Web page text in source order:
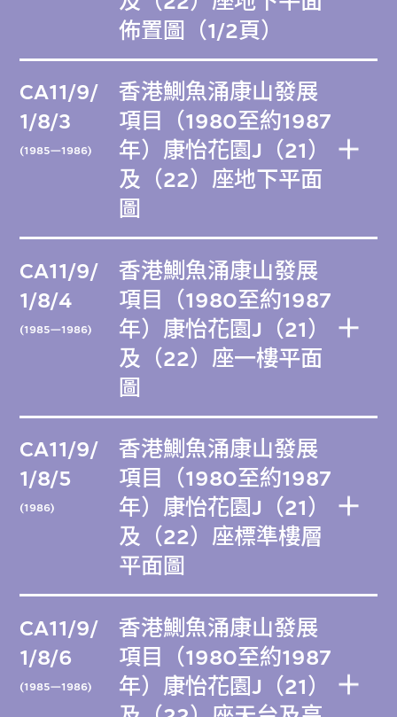
佈置圖（1/2頁）
CA11/9/
1/8/3
(1985—1986)
香港鰂魚涌康山發展
項目（1980至約1987
年）康怡花園J（21）
及（22）座地下平面
圖
CA11/9/
1/8/4
(1985—1986)
香港鰂魚涌康山發展
項目（1980至約1987
年）康怡花園J（21）
及（22）座一樓平面
圖
CA11/9/
1/8/5
(1986)
香港鰂魚涌康山發展
項目（1980至約1987
年）康怡花園J（21）
及（22）座標準樓層
平面圖
CA11/9/
1/8/6
(1985—1986)
香港鰂魚涌康山發展
項目（1980至約1987
年）康怡花園J（21）